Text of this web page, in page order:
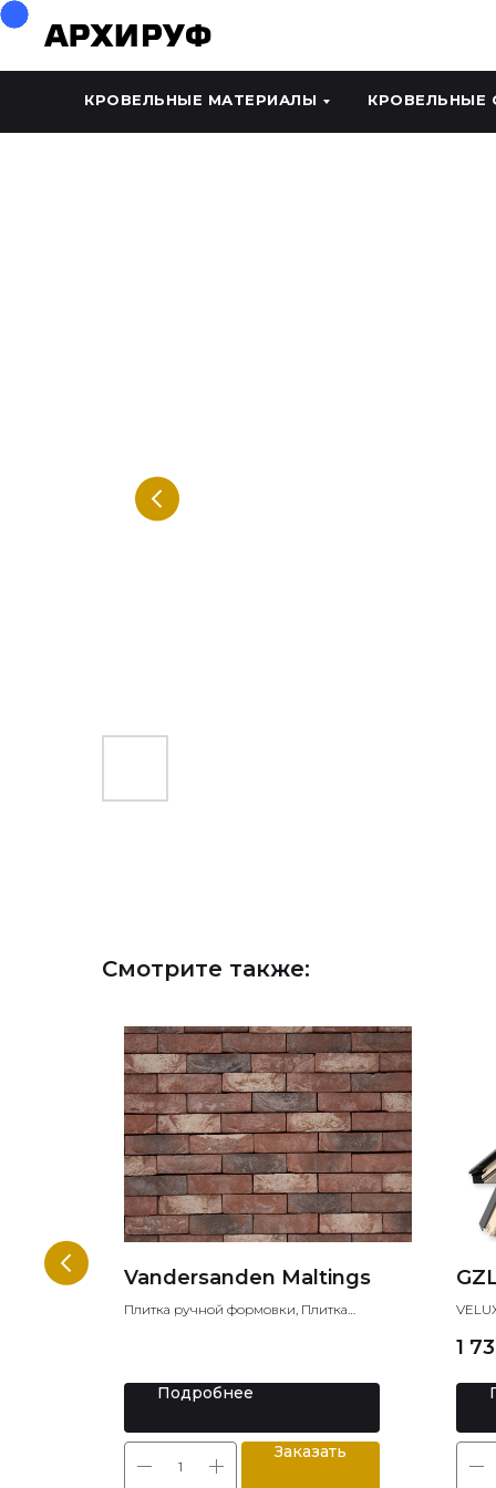
КРОВЕЛЬНЫЕ МАТЕРИАЛЫ КРОВЕЛЬНЫЕ
Смотрите также:
Vandersanden Maltings
Плитка ручной формовки, Плитка
Подробнее
Заказать
1